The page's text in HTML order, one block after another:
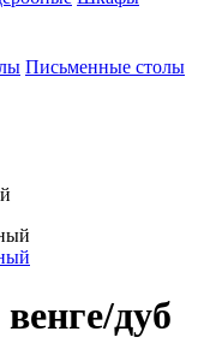
Письменные столы
дуб